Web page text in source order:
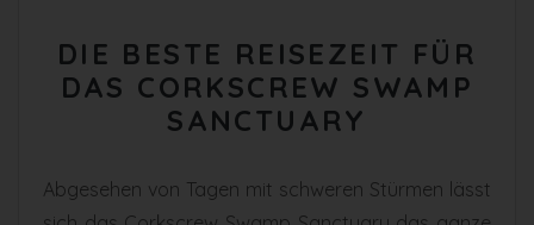
DIE BESTE REISEZEIT FÜR
DAS CORKSCREW SWAMP
SANCTUARY
Abgesehen von Tagen mit schweren Stürmen lässt